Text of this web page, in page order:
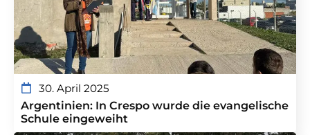
30. April 2025
Argentinien: In Crespo wurde die evangelische
Schule eingeweiht